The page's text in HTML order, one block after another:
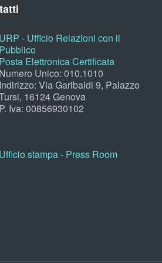
URP - Ufficio Relazioni con il
Pubblico
Posta Elettronica Certificata
Numero Unico: 010.1010
Indirizzo: Via Garibaldi 9, Palazzo
16124 Genova
P. Iva: 00856930102
Ufficio stampa - Press Room